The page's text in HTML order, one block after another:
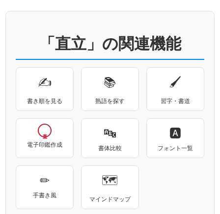
「直立」の関連機能
✍
書き順を見る
📚
熟語を探す
🖌
習字・書道
電子印鑑作成
🔤
書体比較
🅰
フォント一覧
✏
手書き風
🗺
マインドマップ